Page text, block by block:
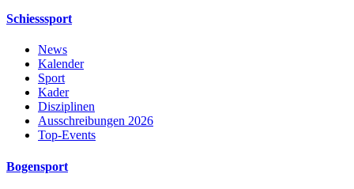
Schiesssport
News
Kalender
Sport
Kader
Disziplinen
Ausschreibungen 2026
Top-Events
Bogensport